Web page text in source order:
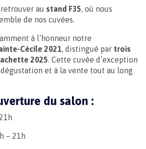
au stand F35, où nous
de nos cuvées.
à l’honneur notre
Cécile 2021, distingué par trois
2025. Cette cuvée d’exception
et à la vente tout au long
du salon :
– 21h